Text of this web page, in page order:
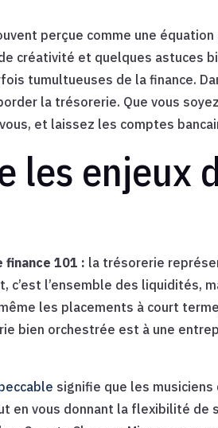
perçue comme une
créativité et quelques
tumultueuses de la finance.
la trésorerie. Que vous
et laissez les comptes
les enjeux
finance 101 : la trésorerie
c’est l’ensemble des liquidités,
les placements à court
bien orchestrée est à une
signifie que les
en vous donnant la flexibilité